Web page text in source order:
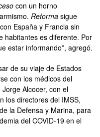
con un horno
Reforma sigue
España y Francia sin
habitantes es diferente. Por
estar informando”, agregó.
de su viaje de Estados
con los médicos del
Alcocer, con el
los directores del IMSS,
la Defensa y Marina, para
del COVID-19 en el